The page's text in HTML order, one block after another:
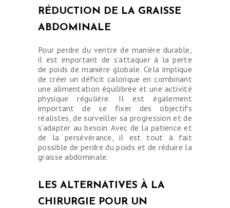
RÉDUCTION DE LA GRAISSE
ABDOMINALE
Pour perdre du ventre de manière durable,
il est important de s’attaquer à la perte
de poids de manière globale. Cela implique
de créer un déficit calorique en combinant
une alimentation équilibrée et une activité
physique régulière. Il est également
important de se fixer des objectifs
réalistes, de surveiller sa progression et de
s’adapter au besoin. Avec de la patience et
de la persévérance, il est tout à fait
possible de perdre du poids et de réduire la
graisse abdominale.
LES ALTERNATIVES À LA
CHIRURGIE POUR UN